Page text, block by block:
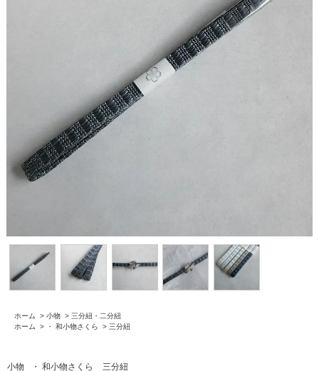
ホーム > 小物 > 三分紐・二分紐
ホーム
> ・ 和小物さくら > 三分紐
小物 ・ 和小物さくら 三分紐